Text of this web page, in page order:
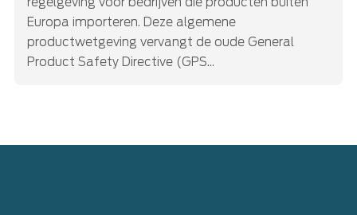
Europa importeren. Deze algemene
productwetgeving vervangt de oude General
Product Safety Directive (GPS...